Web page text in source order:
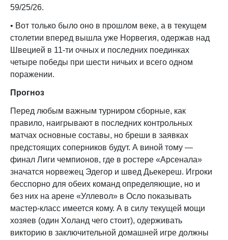
59/25/26.
• Вот только было оно в прошлом веке, а в текущем
столетии вперед вышла уже Норвегия, одержав над
Швецией в 11-ти очных и последних поединках
четыре победы при шести ничьих и всего одном
поражении.
Прогноз
Перед любым важным турниром сборные, как
правило, наигрывают в последних контрольных
матчах основные составы, но бреши в заявках
предстоящих соперников будут. А виной тому —
финал Лиги чемпионов, где в ростере «Арсенала»
значатся норвежец Эдегор и швед Дьекереш. Игроки
бесспорно для обеих команд определяющие, но и
без них на арене «Уллевол» в Осло показывать
мастер-класс имеется кому. А в силу текущей мощи
хозяев (один Холанд чего стоит), одерживать
викторию в заключительной домашней игре должны